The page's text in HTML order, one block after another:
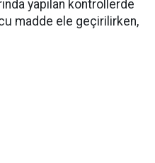
yapılan kontrollerde
madde ele geçirilirken,